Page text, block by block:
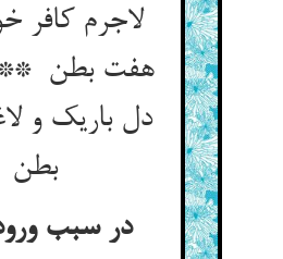
لاجرم کافر
هفت بطن **
دل باریک و
بطن
در سبب